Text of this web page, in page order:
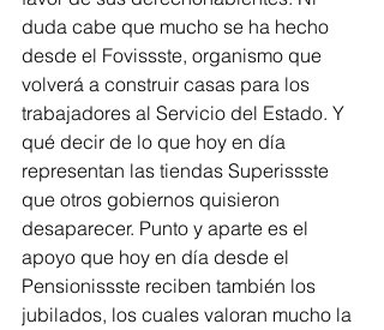
duda cabe que mucho se ha hecho
desde el Fovissste, organismo que
volverá a construir casas para los
trabajadores al Servicio del Estado. Y
qué decir de lo que hoy en día
representan las tiendas Superissste
que otros gobiernos quisieron
desaparecer. Punto y aparte es el
apoyo que hoy en día desde el
Pensionissste reciben también los
jubilados, los cuales valoran mucho la